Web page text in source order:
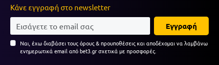
Κάνε εγγραφή στο newsletter
Εγγραφή
Ναι, έχω διαβάσει τους όρους & προυποθέσεις και αποδέχομαι να λαμβάνω
ενημερωτικά email από bet3.gr σχετικά με προσφορές.